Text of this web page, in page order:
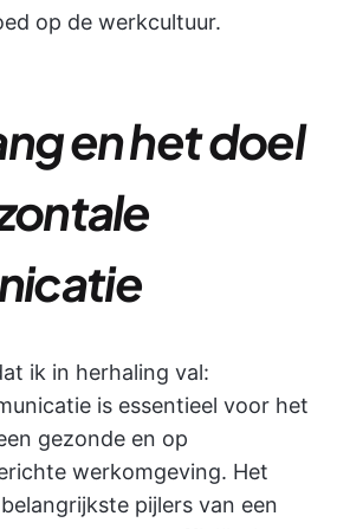
op de werkcultuur.
en het doel
ik in herhaling val:
is essentieel voor het
gezonde en op
werkomgeving. Het
pijlers van een